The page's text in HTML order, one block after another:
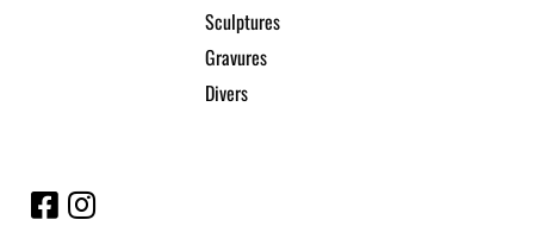
Sculptures
Gravures
Divers